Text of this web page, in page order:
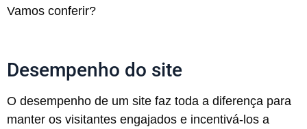
Vamos conferir?
Desempenho do site
O desempenho de um site faz toda a diferença para
manter os visitantes engajados e incentivá-los a